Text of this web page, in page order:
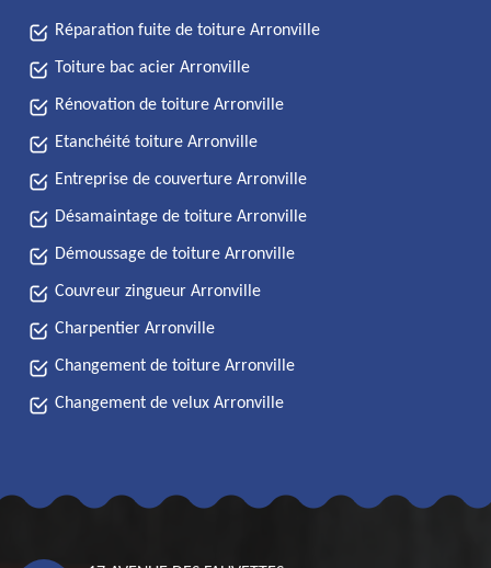
Réparation fuite de toiture Arronville
Toiture bac acier Arronville
Rénovation de toiture Arronville
Etanchéité toiture Arronville
Entreprise de couverture Arronville
Désamaintage de toiture Arronville
Démoussage de toiture Arronville
Couvreur zingueur Arronville
Charpentier Arronville
Changement de toiture Arronville
Changement de velux Arronville